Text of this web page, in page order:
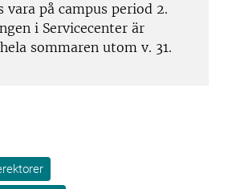
vara på campus period 2.
i Servicecenter är
sommaren utom v. 31.